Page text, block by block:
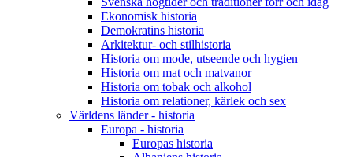
Ekonomisk historia
Demokratins historia
Arkitektur- och stilhistoria
Historia om mode, utseende och hygien
Historia om mat och matvanor
Historia om tobak och alkohol
Historia om relationer, kärlek och sex
Världens länder - historia
Europa - historia
Europas historia